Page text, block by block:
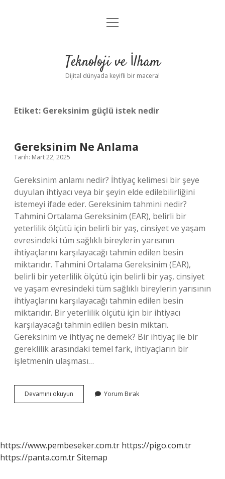
Anasayfa
Yasal Uyarı
menüyü
Teknoloji ve İlham
Dijital dünyada keyifli bir macera!
Etiket: Gereksinim güçlü istek nedir
Gereksinim Ne Anlama
Tarih: Mart 22, 2025
Gereksinim anlamı nedir? İhtiyaç kelimesi bir şeye
duyulan ihtiyacı veya bir şeyin elde edilebilirliğini
istemeyi ifade eder. Gereksinim tahmini nedir?
Tahmini Ortalama Gereksinim (EAR), belirli bir
yeterlilik ölçütü için belirli bir yaş, cinsiyet ve yaşam
evresindeki tüm sağlıklı bireylerin yarısının
ihtiyaçlarını karşılayacağı tahmin edilen besin
miktarıdır. Tahmini Ortalama Gereksinim (EAR),
belirli bir yeterlilik ölçütü için belirli bir yaş, cinsiyet
ve yaşam evresindeki tüm sağlıklı bireylerin yarısının
ihtiyaçlarını karşılayacağı tahmin edilen besin
miktarıdır. Bir yeterlilik ölçütü için bir ihtiyacı
karşılayacağı tahmin edilen besin miktarı.
Gereksinim ve ihtiyaç ne demek? Bir ihtiyaç ile bir
gereklilik arasındaki temel fark, ihtiyaçların bir
işletmenin ulaşması…
Devamını okuyun Gereksinim
Ne
Yorum Bırak
https://www.pembeseker.com.tr https://pigo.com.tr
https://panta.com.trSitemap